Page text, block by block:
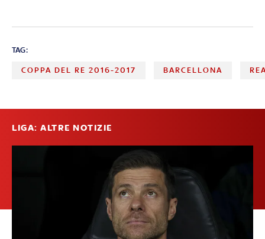
TAG:
COPPA DEL RE 2016-2017 BARCELLONA
LIGA: ALTRE NOTIZIE